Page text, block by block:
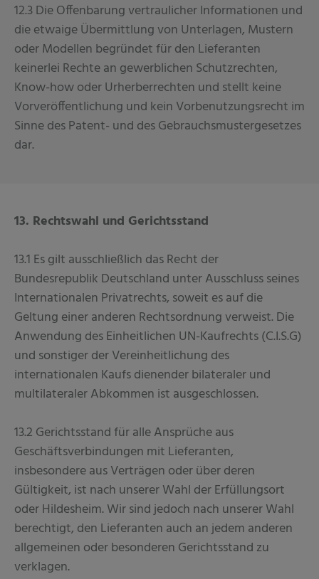
12.3 Die Offenbarung vertraulicher Informationen und
die etwaige Übermittlung von Unterlagen, Mustern
oder Modellen begründet für den Lieferanten
keinerlei Rechte an gewerblichen Schutzrechten,
Know-how oder Urherberrechten und stellt keine
Vorveröffentlichung und kein Vorbenutzungsrecht im
Sinne des Patent- und des Gebrauchsmustergesetzes
dar.
13. Rechtswahl und Gerichtsstand
13.1 Es gilt ausschließlich das Recht der
Bundesrepublik Deutschland unter Ausschluss seines
Internationalen Privatrechts, soweit es auf die
Geltung einer anderen Rechtsordnung verweist. Die
Anwendung des Einheitlichen UN-Kaufrechts (C.I.S.G)
und sonstiger der Vereinheitlichung des
internationalen Kaufs dienender bilateraler und
multilateraler Abkommen ist ausgeschlossen.
13.2 Gerichtsstand für alle Ansprüche aus
Geschäftsverbindungen mit Lieferanten,
insbesondere aus Verträgen oder über deren
Gültigkeit, ist nach unserer Wahl der Erfüllungsort
oder Hildesheim. Wir sind jedoch nach unserer Wahl
berechtigt, den Lieferanten auch an jedem anderen
allgemeinen oder besonderen Gerichtsstand zu
verklagen.